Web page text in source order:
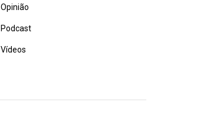
Opinião
Podcast
Vídeos